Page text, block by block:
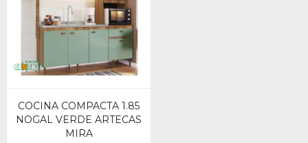
COCINA COMPACTA 1.85
NOGAL VERDE ARTECAS
MIRA